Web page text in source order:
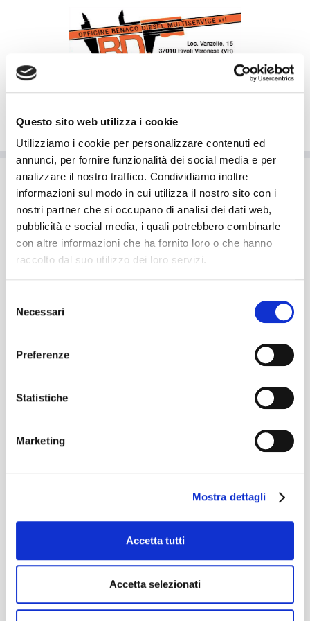
Questo sito web utilizza i cookie
Utilizziamo i cookie per personalizzare contenuti ed
annunci, per fornire funzionalità dei social media e per
analizzare il nostro traffico. Condividiamo inoltre
informazioni sul modo in cui utilizza il nostro sito con i
nostri partner che si occupano di analisi dei dati web,
pubblicità e social media, i quali potrebbero combinarle
con altre informazioni che ha fornito loro o che hanno
raccolto dal suo utilizzo dei loro servizi.
delNecessari
Preferenze
Statistiche
Marketing
Mostra dettagli
Accetta tutti
Accetta selezionati
Passa
contenuto
OFFICINE BENACO DIESEL MULTISERVICE
Pagina iniziale » I nostri prodotti » hdr_logo
hdr_logo
Successivo →
per:
I nostri servizi
Dove Siamo
Members
Feed dei contenuti